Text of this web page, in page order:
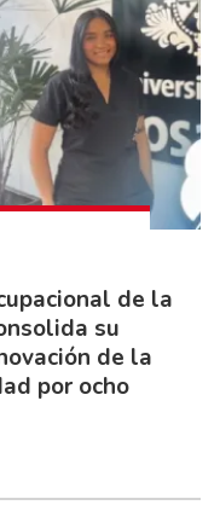
de la
su
de la
por ocho